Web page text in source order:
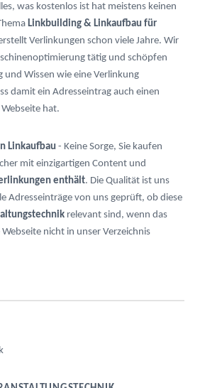
was kostenlos ist hat meistens keinen
Linkbuilding & Linkaufbau für
Verlinkungen schon viele Jahre. Wir
tätig und schöpfen
und Wissen wie eine Verlinkung
damit ein Adresseintrag auch einen
hat.
Linkaufbau - Keine Sorge, Sie kaufen
mit einzigartigen Content und
enthält. Die Qualität ist uns
Adresseinträge von uns geprüft, ob diese
relevant sind, wenn das
nicht in unser Verzeichnis